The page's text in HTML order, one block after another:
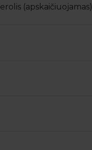
(apskaičiuojamas)